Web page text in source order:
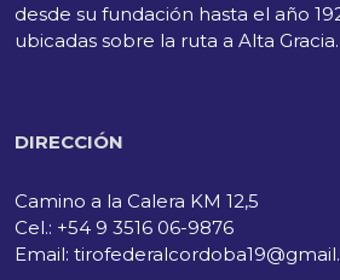
desde su fundación hasta el año
ubicadas sobre la ruta a Alta Gracia.
DIRECCIÓN
Camino a la Calera KM 12,5
Cel.: +54 9 3516 06-9876
Email: